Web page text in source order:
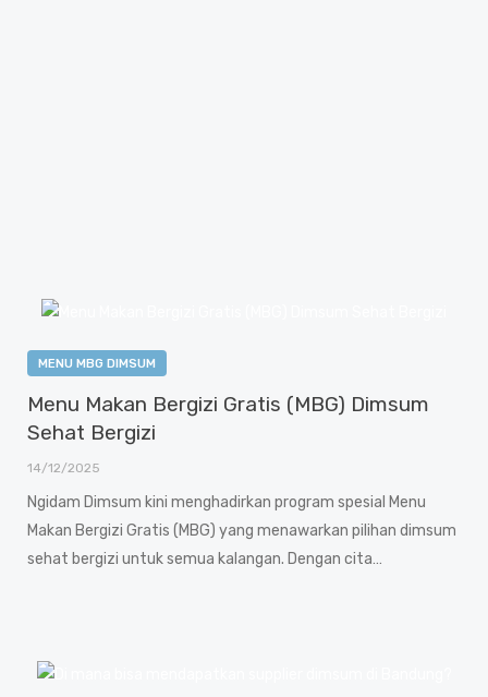
MENU MBG DIMSUM
Menu Makan Bergizi Gratis (MBG) Dimsum
Sehat Bergizi
14/12/2025
Ngidam Dimsum kini menghadirkan program spesial Menu
Makan Bergizi Gratis (MBG) yang menawarkan pilihan dimsum
sehat bergizi untuk semua kalangan. Dengan cita…